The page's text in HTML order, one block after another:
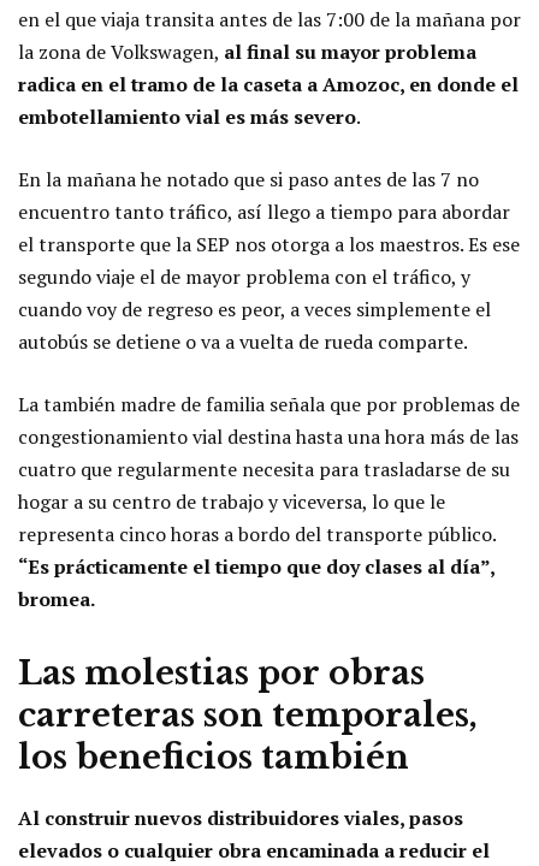
en el que viaja transita antes de las 7:00 de la mañana por
la zona de Volkswagen, al final su mayor problema
radica en el tramo de la caseta a Amozoc, en donde el
embotellamiento vial es más severo.
En la mañana he notado que si paso antes de las 7 no
encuentro tanto tráfico, así llego a tiempo para abordar
el transporte que la SEP nos otorga a los maestros. Es ese
segundo viaje el de mayor problema con el tráfico, y
cuando voy de regreso es peor, a veces simplemente el
autobús se detiene o va a vuelta de rueda comparte.
La también madre de familia señala que por problemas de
congestionamiento vial destina hasta una hora más de las
cuatro que regularmente necesita para trasladarse de su
hogar a su centro de trabajo y viceversa, lo que le
representa cinco horas a bordo del transporte público.
“Es prácticamente el tiempo que doy clases al día”,
bromea.
Las molestias por obras
carreteras son temporales,
los beneficios también
Al construir nuevos distribuidores viales, pasos
elevados o cualquier obra encaminada a reducir el